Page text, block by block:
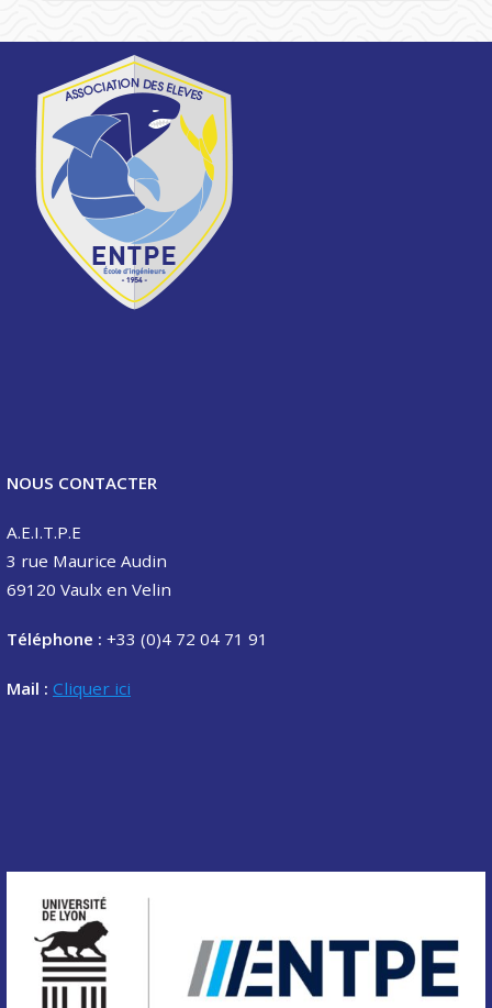
NOUS CONTACTER
A.E.I.T.P.E
3 rue Maurice Audin
69120 Vaulx en Velin
Téléphone : +33 (0)4 72 04 71 91
Mail : Cliquer ici